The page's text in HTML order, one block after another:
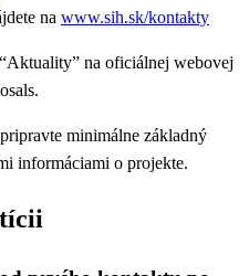
na www.sih.sk/kontakty
na oficiálnej webovej
minimálne základný
informáciami o projekte.